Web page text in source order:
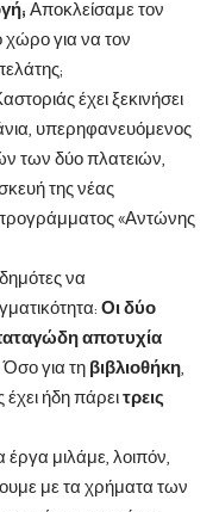
Αποκλείσαμε τον
χώρο για να τον
έχει ξεκινήσει
υπερηφανευόμενος
των δύο πλατειών,
της νέας
«Αντώνης
να
Οι δύο
αποτυχία
Όσο για τη βιβλιοθήκη
ήδη πάρειτρεις
μιλάμε, λοιπόν,
με τα χρήματα των